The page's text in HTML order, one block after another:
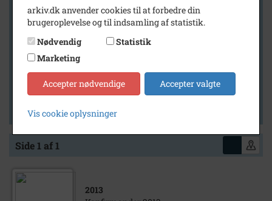
Generelt
Vis kun med billeder
Vis kun med filmklip
Vis kun med lydklip
Vis kun med kilder
Vis kun med geo-tag
Side 1 af 1
2013
arkiv.dk anvender cookies til at forbedre din
brugeroplevelse og til indsamling af statistik.
Nødvendig
Statistik
Marketing
Accepter nødvendige Accepter valgte
Vis cookie oplysninger